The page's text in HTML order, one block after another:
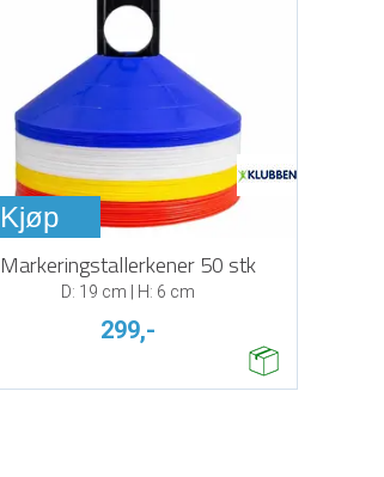
Kjøp
Markeringstallerkener 50 stk
D: 19 cm | H: 6 cm
299,-